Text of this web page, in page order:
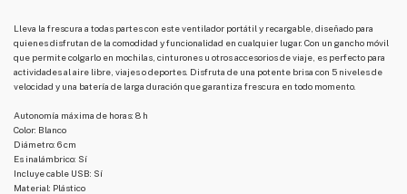
Lleva la frescura a todas partes con este ventilador portátil y recargable, diseñado para
quienes disfrutan de la comodidad y funcionalidad en cualquier lugar. Con un gancho móvil
que permite colgarlo en mochilas, cinturones u otros accesorios de viaje, es perfecto para
actividades al aire libre, viajes o deportes. Disfruta de una potente brisa con 5 niveles de
velocidad y una batería de larga duración que garantiza frescura en todo momento.
Autonomía máxima de horas: 8 h
Color: Blanco
Diámetro: 6 cm
Es inalámbrico: Sí
Incluye cable USB: Sí
Material: Plástico